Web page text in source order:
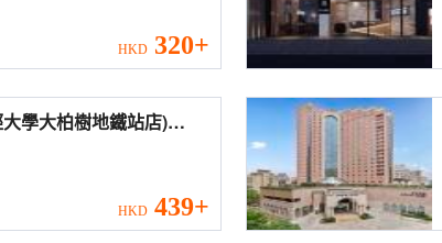
HKD 320+
學大柏樹地鐵站店)
University of
HKD 439+